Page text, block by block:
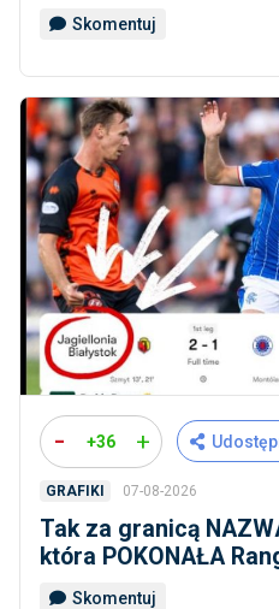
Skomentuj
- +36 +
GRAFIKI 07-08-2026
Tak za granicą
która POKONAŁA
Skomentuj